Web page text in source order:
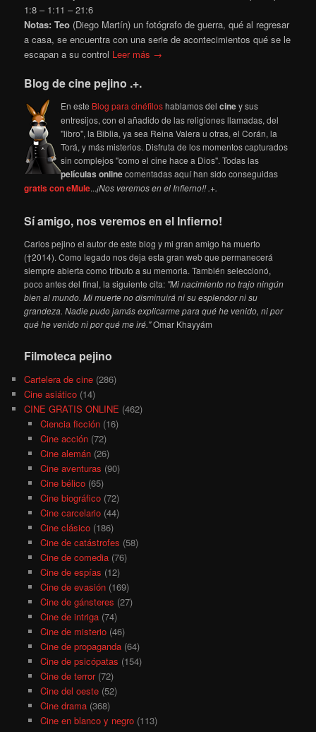
1:8 – 1:11 – 21:6
Notas:Teo (Diego Martín) un fotógrafo de guerra, qué al regresar
a casa, se encuentra con una serie de acontecimientos qué se le
escapan a su control Leer más →
Blog de cine pejino .+.
En este Blog para cinéfiloshablamos delciney sus
entresijos, con el añadido de las religiones llamadas, del
"libro", la Biblia, ya sea Reina Valera u otras, el Corán, la
Torá, y más misterios. Disfruta de los momentos capturados
sin complejos "como el cine hace a Dios". Todas las
películas onlinecomentadas aquí han sido conseguidas
gratis con eMule...¡Nos veremos en el Infierno!! .+.
Sí amigo, nos veremos en el Infierno!
Carlos pejino el autor de este blog y mi gran amigo ha muerto
(†2014). Como legado nos deja esta gran web que permanecerá
siempre abierta como tributo a su memoria. También seleccionó,
poco antes del final, la siguiente cita: "Mi nacimiento no trajo ningún
bien al mundo. Mi muerte no disminuirá ni su esplendor ni su
grandeza. Nadie pudo jamás explicarme para qué he venido, ni por
qué he venido ni por qué me iré."Omar Khayyám
Filmoteca pejino
Cartelera de cine (286)
Cine asiático (14)
CINE GRATIS ONLINE (462)
Ciencia ficción(16)
Cine acción(72)
Cine alemán(26)
Cine aventuras (90)
Cine bélico(65)
Cine biográfico(72)
Cine carcelario(44)
Cine clásico(186)
Cine de catástrofes (58)
Cine de comedia(76)
Cine de espías (12)
Cine de evasión(169)
Cine de gánsteres (27)
Cine de intriga(74)
Cine de misterio(46)
Cine de propaganda(64)
Cine de psicópatas (154)
Cine de terror(72)
Cine del oeste(52)
Cine drama(368)
Cine en blanco y negro(113)